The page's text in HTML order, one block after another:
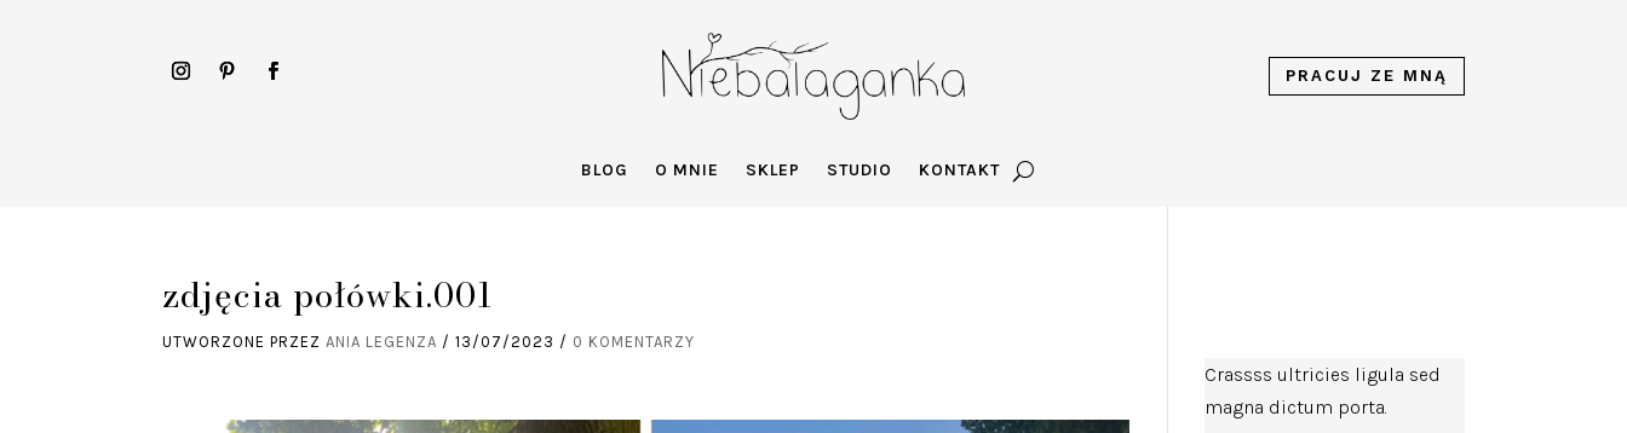
PRACUJ ZE MNĄ
BLOG O MNIE SKLEP STUDIO KONTAKT
‎zdjęcia połówki.‎001
UTWORZONE PRZEZANIA LEGENZA /13/07/2023 / 0 KOMENTARZY
Crassss ultricies ligula sed
magna dictum porta.